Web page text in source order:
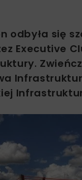
odbyła się
Executive